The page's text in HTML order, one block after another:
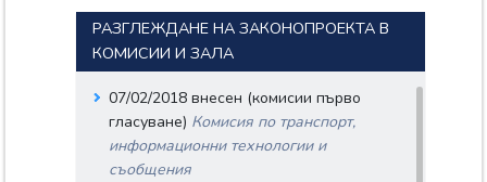
РАЗГЛЕЖДАНЕ НА ЗАКОНОПРОЕКТА В
КОМИСИИ И ЗАЛА
07/02/2018 внесен (комисии първо
гласуване) Комисия по транспорт,
информационни технологии и
съобщения